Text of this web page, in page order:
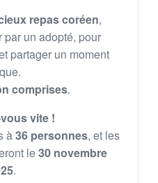
repas coréen,
par un adopté, pour
partager un moment
comprises.
vite !
à36 personnes, et les
le30 novembre
.